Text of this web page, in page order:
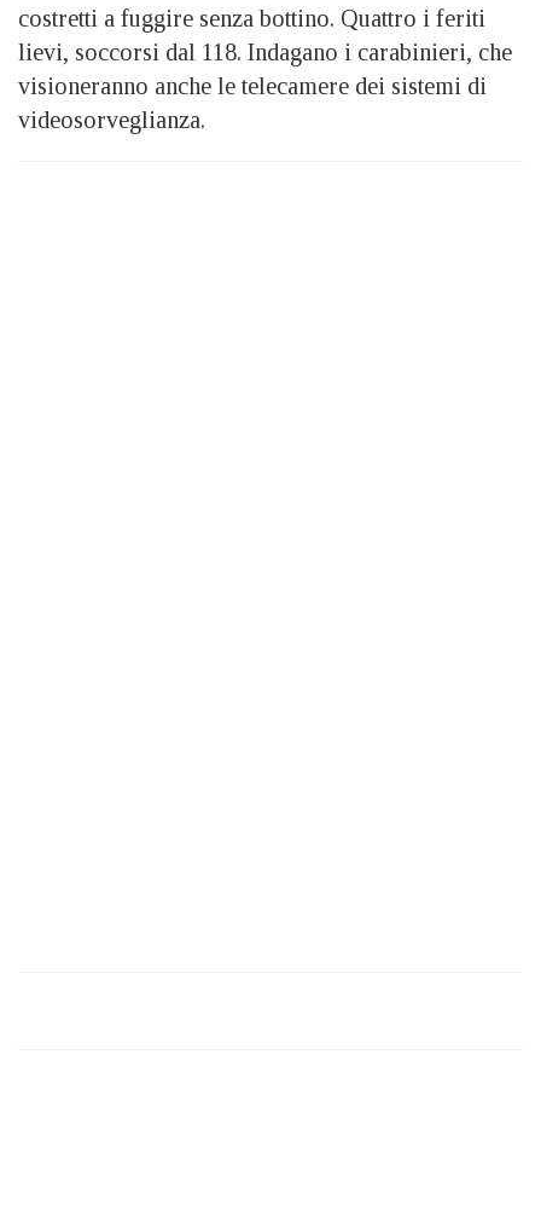
costretti a fuggire senza bottino. Quattro i feriti
lievi, soccorsi dal 118. Indagano i carabinieri, che
visioneranno anche le telecamere dei sistemi di
videosorveglianza.